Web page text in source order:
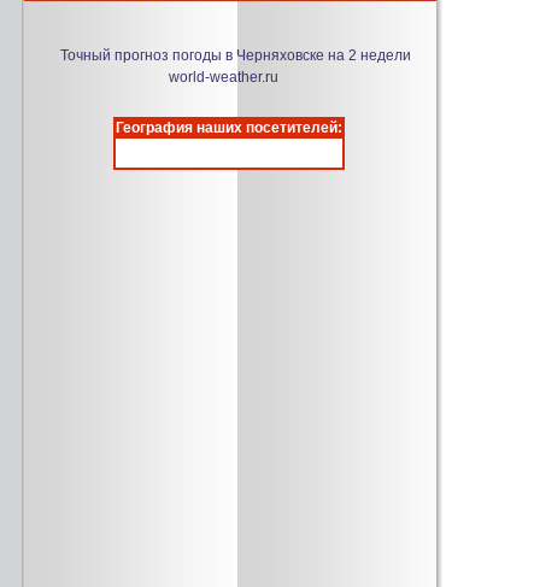
Точный прогноз погоды в Черняховске на 2 недели
world-weather.ru
География наших посетителей: